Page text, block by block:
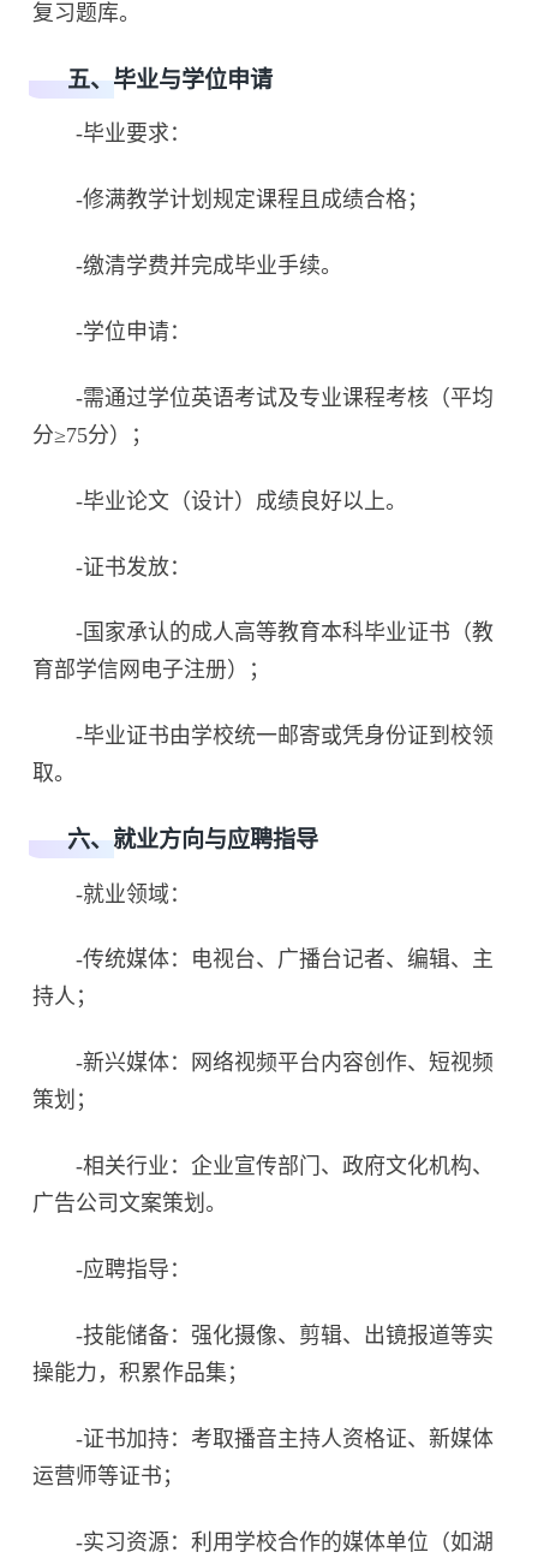
复习题库。
五、毕业与学位申请
-毕业要求：
-修满教学计划规定课程且成绩合格；
-缴清学费并完成毕业手续。
-学位申请：
-需通过学位英语考试及专业课程考核（平均
分≥75分）；
-毕业论文（设计）成绩良好以上。
-证书发放：
-国家承认的成人高等教育本科毕业证书（教
育部学信网电子注册）；
-毕业证书由学校统一邮寄或凭身份证到校领
取。
六、就业方向与应聘指导
-就业领域：
-传统媒体：电视台、广播台记者、编辑、主
持人；
-新兴媒体：网络视频平台内容创作、短视频
策划；
-相关行业：企业宣传部门、政府文化机构、
广告公司文案策划。
-应聘指导：
-技能储备：强化摄像、剪辑、出镜报道等实
操能力，积累作品集；
-证书加持：考取播音主持人资格证、新媒体
运营师等证书；
-实习资源：利用学校合作的媒体单位（如湖